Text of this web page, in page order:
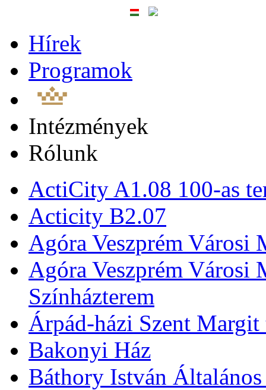
Hírek
Programok
Intézmények
Rólunk
ActiCity A1.08 100-as
Acticity B2.07
Agóra Veszprém Városi
Agóra Veszprém Városi
Színházterem
Árpád-házi Szent
Bakonyi Ház
Báthory István